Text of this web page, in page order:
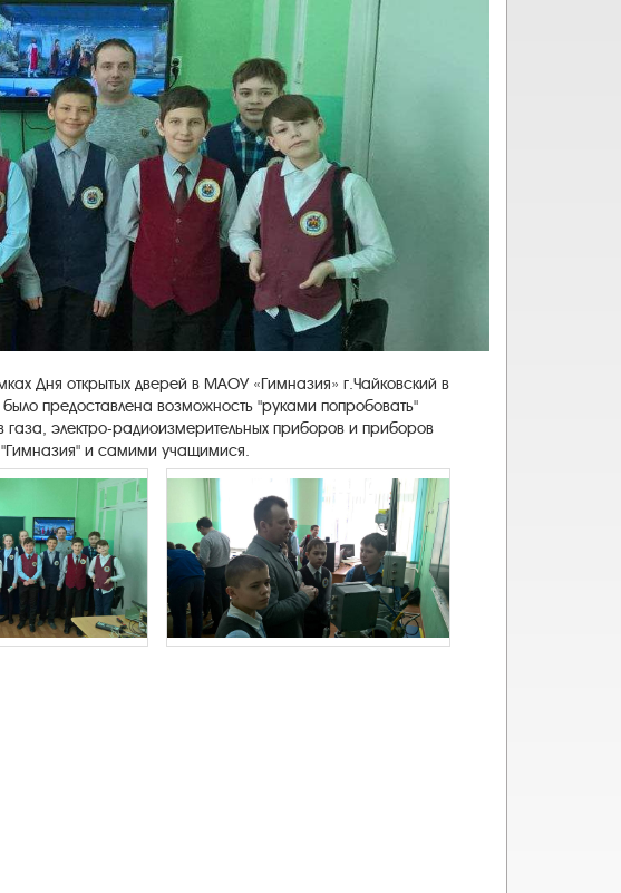
Дня открытых дверей в МАОУ «Гимназия» г.Чайковский в
предоставлена возможность "руками попробовать"
электро-радиоизмерительных приборов и приборов
и самими учащимися.